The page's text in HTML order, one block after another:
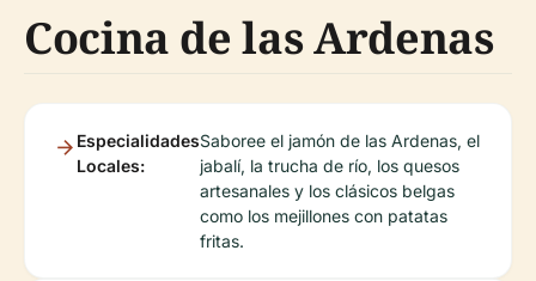
Cocina de las Ardenas
Especialidades
Locales:
Saboree el jamón de las Ardenas, el
jabalí, la trucha de río, los quesos
artesanales y los clásicos belgas
como los mejillones con patatas
fritas.